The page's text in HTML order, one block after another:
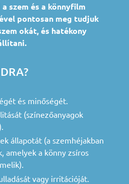
szem és a könnyfilm
pontosan meg tudjuk
okát, és hatékony
és minőségét.
(színezőanyagok
állapotát (a szemhéjakban
amelyek a könny zsíros
vagy irritációját.